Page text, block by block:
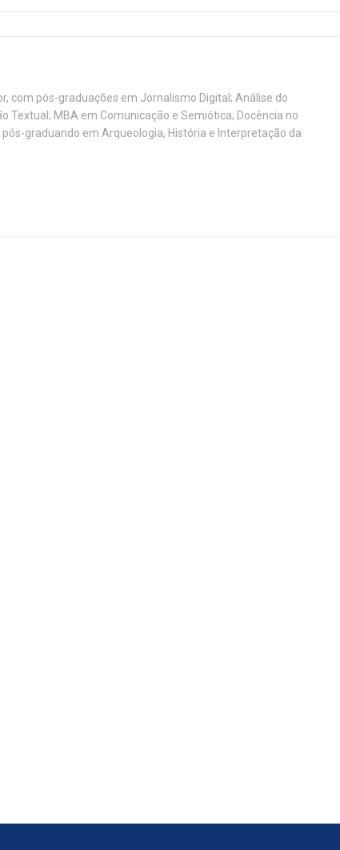
com pós-graduações em Jornalismo Digital; Análise do
Textual; MBA em Comunicação e Semiótica; Docência no
pós-graduando em Arqueologia, História e Interpretação da